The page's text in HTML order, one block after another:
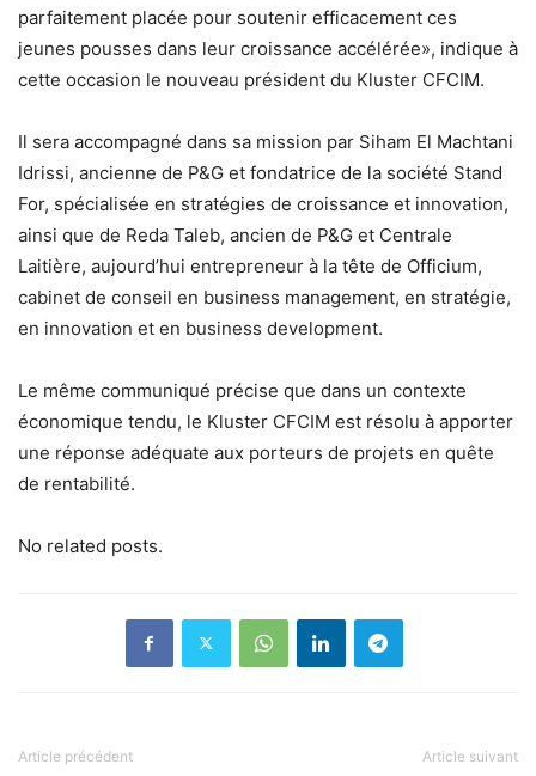
parfaitement placée pour soutenir efficacement ces
jeunes pousses dans leur croissance accélérée», indique à
cette occasion le nouveau président du Kluster CFCIM.
Il sera accompagné dans sa mission par Siham El Machtani
Idrissi, ancienne de P&G et fondatrice de la société Stand
For, spécialisée en stratégies de croissance et innovation,
ainsi que de Reda Taleb, ancien de P&G et Centrale
Laitière, aujourd’hui entrepreneur à la tête de Officium,
cabinet de conseil en business management, en stratégie,
en innovation et en business development.
Le même communiqué précise que dans un contexte
économique tendu, le Kluster CFCIM est résolu à apporter
une réponse adéquate aux porteurs de projets en quête
de rentabilité.
No related posts.
Article précédent Article suivant